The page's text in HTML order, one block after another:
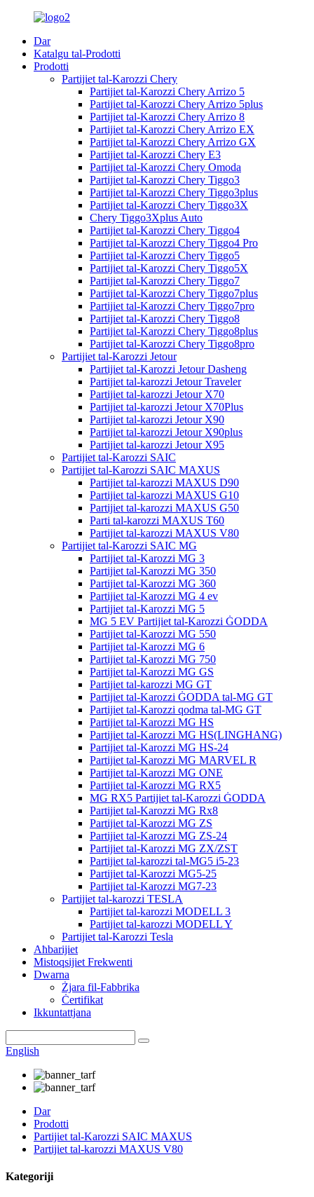
Dar
Katalgu tal-Prodotti
Prodotti
Partijiet tal-Karozzi Chery
Partijiet tal-Karozzi Chery Arrizo 5
Partijiet tal-Karozzi Chery Arrizo 5plus
Partijiet tal-Karozzi Chery Arrizo 8
Partijiet tal-Karozzi Chery Arrizo EX
Partijiet tal-Karozzi Chery Arrizo GX
Partijiet tal-Karozzi Chery E3
Partijiet tal-Karozzi Chery Omoda
Partijiet tal-Karozzi Chery Tiggo3
Partijiet tal-Karozzi Chery Tiggo3plus
Partijiet tal-Karozzi Chery Tiggo3X
Chery Tiggo3Xplus Auto
Partijiet tal-Karozzi Chery Tiggo4
Partijiet tal-Karozzi Chery Tiggo4 Pro
Partijiet tal-Karozzi Chery Tiggo5
Partijiet tal-Karozzi Chery Tiggo5X
Partijiet tal-Karozzi Chery Tiggo7
Partijiet tal-Karozzi Chery Tiggo7plus
Partijiet tal-Karozzi Chery Tiggo7pro
Partijiet tal-Karozzi Chery Tiggo8
Partijiet tal-Karozzi Chery Tiggo8plus
Partijiet tal-Karozzi Chery Tiggo8pro
Partijiet tal-Karozzi Jetour
Partijiet tal-Karozzi Jetour Dasheng
Partijiet tal-karozzi Jetour Traveler
Partijiet tal-karozzi Jetour X70
Partijiet tal-karozzi Jetour X70Plus
Partijiet tal-karozzi Jetour X90
Partijiet tal-karozzi Jetour X90plus
Partijiet tal-karozzi Jetour X95
Partijiet tal-Karozzi SAIC
Partijiet tal-Karozzi SAIC MAXUS
Partijiet tal-karozzi MAXUS D90
Partijiet tal-karozzi MAXUS G10
Partijiet tal-karozzi MAXUS G50
Parti tal-karozzi MAXUS T60
Partijiet tal-karozzi MAXUS V80
Partijiet tal-Karozzi SAIC MG
Partijiet tal-Karozzi MG 3
Partijiet tal-Karozzi MG 350
Partijiet tal-Karozzi MG 360
Partijiet tal-Karozzi MG 4 ev
Partijiet tal-Karozzi MG 5
MG 5 EV Partijiet tal-Karozzi ĠODDA
Partijiet tal-Karozzi MG 550
Partijiet tal-Karozzi MG 6
Partijiet tal-Karozzi MG 750
Partijiet tal-Karozzi MG GS
Partijiet tal-karozzi MG GT
Partijiet tal-Karozzi ĠODDA tal-MG GT
Partijiet tal-Karozzi qodma tal-MG GT
Partijiet tal-Karozzi MG HS
Partijiet tal-Karozzi MG HS(LINGHANG)
Partijiet tal-Karozzi MG HS-24
Partijiet tal-Karozzi MG MARVEL R
Partijiet tal-Karozzi MG ONE
Partijiet tal-Karozzi MG RX5
MG RX5 Partijiet tal-Karozzi ĠODDA
Partijiet tal-Karozzi MG Rx8
Partijiet tal-Karozzi MG ZS
Partijiet tal-Karozzi MG ZS-24
Partijiet tal-Karozzi MG ZX/ZST
Partijiet tal-karozzi tal-MG5 i5-23
Partijiet tal-Karozzi MG5-25
Partijiet tal-Karozzi MG7-23
Partijiet tal-karozzi TESLA
Partijiet tal-karozzi MODELL 3
Partijiet tal-karozzi MODELL Y
Partijiet tal-Karozzi Tesla
Aħbarijiet
Mistoqsijiet Frekwenti
Dwarna
Żjara fil-Fabbrika
Ċertifikat
Ikkuntattjana
English
Dar
Prodotti
Partijiet tal-Karozzi SAIC MAXUS
Partijiet tal-karozzi MAXUS V80
Kategoriji